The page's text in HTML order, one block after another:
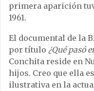
primera aparición
1961.
El documental de la
por título ¿Qué pasó
Conchita reside en
hijos. Creo que ella
ilustrativa en la